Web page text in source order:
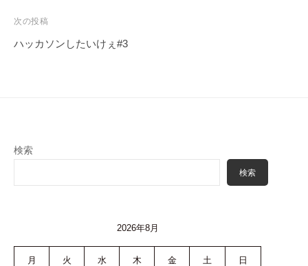
ビ
ゲ
次の投稿
ハッカソンしたいけぇ#3
検索
検索
2026年8月
月 火 水 木 金 土 日